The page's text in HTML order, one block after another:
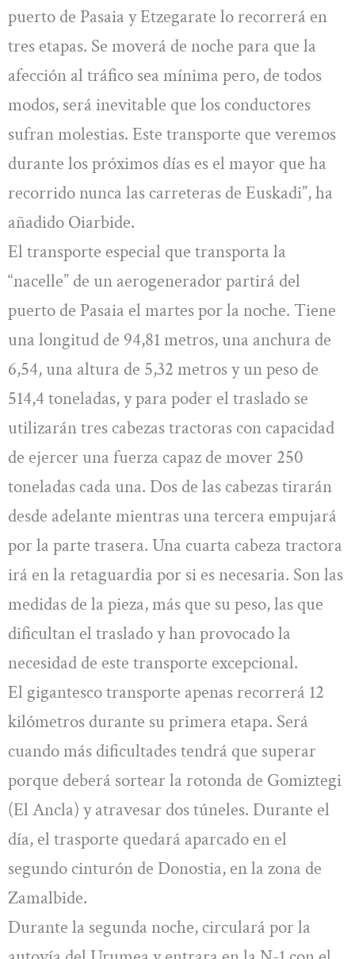
puerto de Pasaia y Etzegarate lo recorrerá en
tres etapas. Se moverá de noche para que la
afección al tráfico sea mínima pero, de todos
modos, será inevitable que los conductores
sufran molestias. Este transporte que veremos
durante los próximos días es el mayor que ha
recorrido nunca las carreteras de Euskadi”, ha
añadido Oiarbide.
El transporte especial que transporta la
“nacelle” de un aerogenerador partirá del
puerto de Pasaia el martes por la noche. Tiene
una longitud de 94,81 metros, una anchura de
6,54, una altura de 5,32 metros y un peso de
514,4 toneladas, y para poder el traslado se
utilizarán tres cabezas tractoras con capacidad
de ejercer una fuerza capaz de mover 250
toneladas cada una. Dos de las cabezas tirarán
desde adelante mientras una tercera empujará
por la parte trasera. Una cuarta cabeza tractora
irá en la retaguardia por si es necesaria. Son las
medidas de la pieza, más que su peso, las que
dificultan el traslado y han provocado la
necesidad de este transporte excepcional.
El gigantesco transporte apenas recorrerá 12
kilómetros durante su primera etapa. Será
cuando más dificultades tendrá que superar
porque deberá sortear la rotonda de Gomiztegi
(El Ancla) y atravesar dos túneles. Durante el
día, el trasporte quedará aparcado en el
segundo cinturón de Donostia, en la zona de
Zamalbide.
Durante la segunda noche, circulará por la